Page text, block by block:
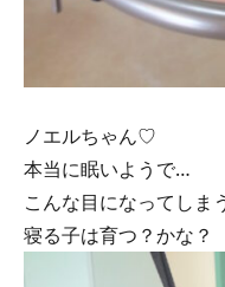
ノエルちゃん♡
本当に眠いようで…
こんな目になってしま
寝る子は育つ？かな？